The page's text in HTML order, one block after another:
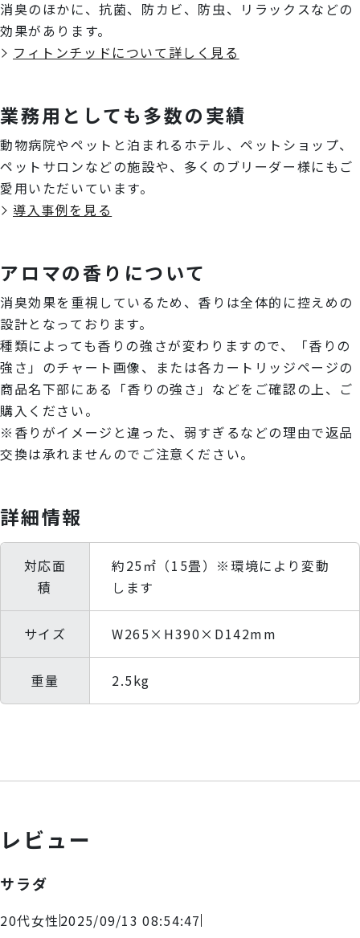
消臭のほかに、抗菌、防カビ、防虫、リラックスなどの
効果があります。
フィトンチッドについて詳しく見る
業務用としても多数の実績
動物病院やペットと泊まれるホテル、ペットショップ、
ペットサロンなどの施設や、多くのブリーダー様にもご
愛用いただいています。
導入事例を見る
アロマの香りについて
消臭効果を重視しているため、香りは全体的に控えめの
設計となっております。
種類によっても香りの強さが変わりますので、「香りの
強さ」のチャート画像、または各カートリッジページの
商品名下部にある「香りの強さ」などをご確認の上、ご
購入ください。
※香りがイメージと違った、弱すぎるなどの理由で返品
交換は承れませんのでご注意ください。
詳細情報
対応面
積
約25㎡（15畳）※環境により変動
します
サイズ W265×H390×D142mm
重量 2.5kg
レビュー
サラダ
20代女性2025/09/13 08:54:47